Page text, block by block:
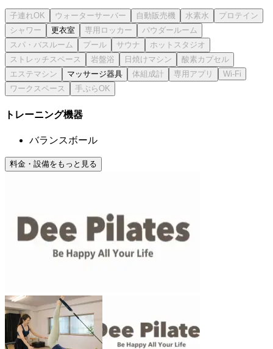
更衣室
マッサージ器具
トレーニング機器
バランスボール
料金・設備をもっと見る